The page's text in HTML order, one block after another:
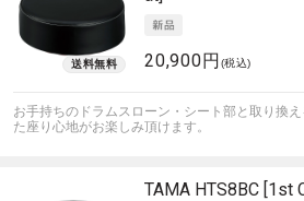
20,900円 (税込)
お手持ちのドラムスローン・シート部と取り換
た座り心地がお楽しみ頂けます。
TAMA HTS8BC [1st